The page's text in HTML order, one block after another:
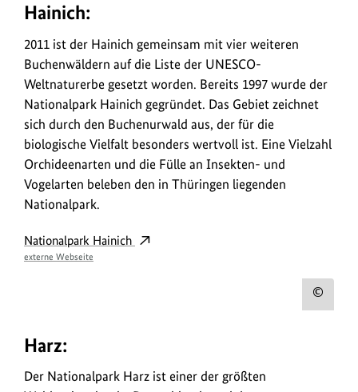
Hainich:
2011 ist der Hainich gemeinsam mit vier weiteren
Buchenwäldern auf die Liste der UNESCO-
Weltnaturerbe gesetzt worden. Bereits 1997 wurde der
Nationalpark Hainich gegründet. Das Gebiet zeichnet
sich durch den Buchenurwald aus, der für die
biologische Vielfalt besonders wertvoll ist. Eine Vielzahl
Orchideenarten und die Fülle an Insekten- und
Vogelarten beleben den in Thüringen liegenden
Nationalpark.
Nationalpark Hainich
externe Webseite
Harz:
Der Nationalpark Harz ist einer der größten